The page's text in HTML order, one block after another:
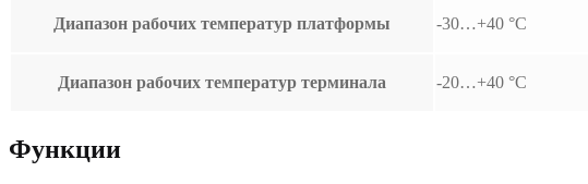
Диапазон рабочих температур платформы -30…+40 °С
Диапазон рабочих температур терминала -20…+40 °С
Функции